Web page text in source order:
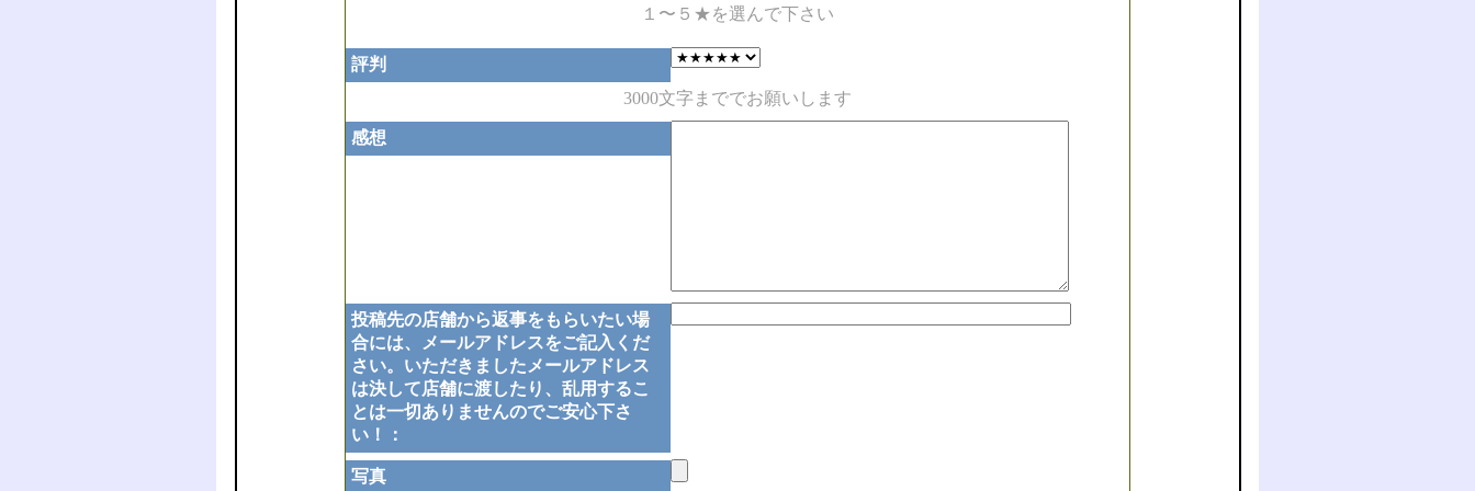
１〜５★を選んで下さい
評判
3000文字まででお願いします
感想
投稿先の店舗から返事をもらいたい場
合には、メールアドレスをご記入くだ
さい。いただきましたメールアドレス
は決して店舗に渡したり、乱用するこ
とは一切ありませんのでご安心下さ
い！：
写真